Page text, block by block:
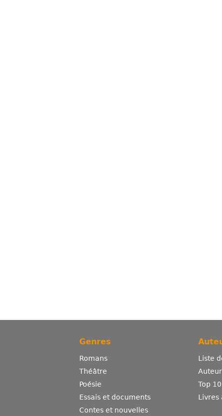
Genres
Romans
Théâtre
Poésie
Essais et documents
Contes et nouvelles
Liste
Top
Livres